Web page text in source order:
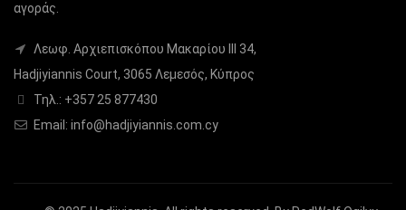
αγοράς.
Λεωφ. Αρχιεπισκόπου Μακαρίου ΙΙΙ 34,
Hadjiyiannis Court, 3065 Λεμεσός, Κύπρος
Τηλ.: +357 25 877430
Email: info@hadjiyiannis.com.cy